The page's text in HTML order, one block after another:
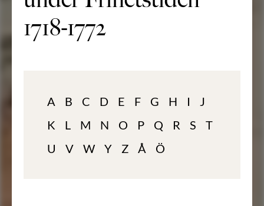
1718-1772
A B C D E F G H I
J
K
L M N O P Q R S
T
U
V W Y Z Å Ö